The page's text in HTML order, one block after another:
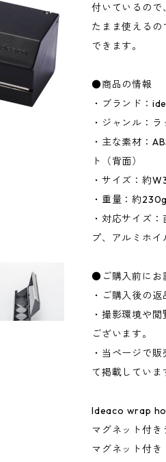
付いているので
たまま使える
できます。
●商品の情報
・ブランド：
・ジャンル：ラ
・主な素材：
ト（背面）
・サイズ：約
・重量：約230g
・対応サイズ
プ、アルミホイ
●ご購入前にお
・ご購入後の返
・撮影環境や
ございます。
・当ページで
て掲載していま
Ideaco wrap
マグネット付
マグネット付き